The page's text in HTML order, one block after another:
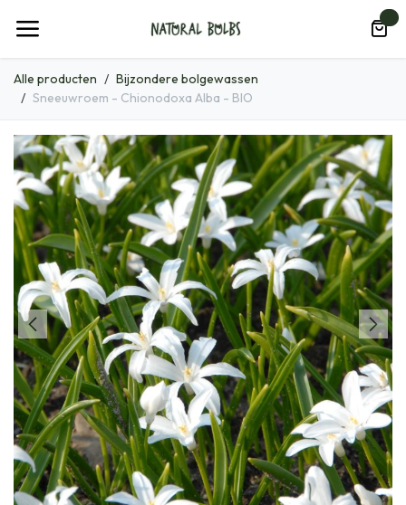
Alle producten
Bijzondere bolgewassen
Sneeuwroem - Chionodoxa Alba - BIO